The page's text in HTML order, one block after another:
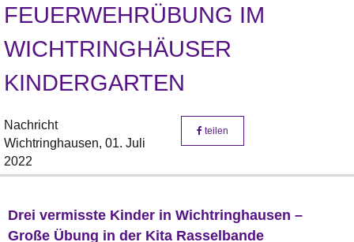
FEUERWEHRÜBUNG IM
WICHTRINGHÄUSER
KINDERGARTEN
Nachricht
Wichtringhausen, 01. Juli
2022
teilen
Drei vermisste Kinder in Wichtringhausen –
Große Übung in der Kita Rasselbande